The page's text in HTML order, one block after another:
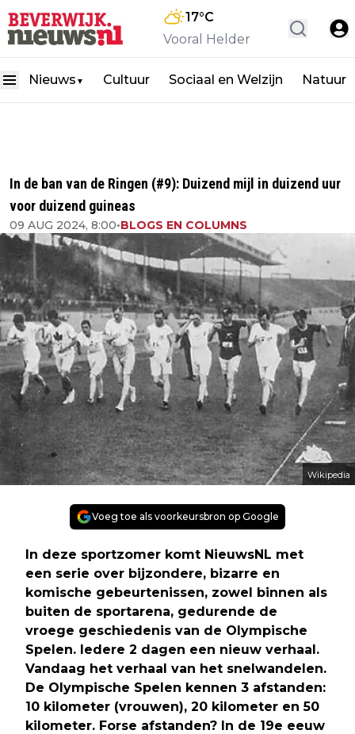
17°C
Vooral Helder
Nieuws ▼ Cultuur Sociaal en Welzijn Natuur
In de ban van de Ringen (#9): Duizend mijl in duizend uur
voor duizend guineas
09 AUG 2024, 8:00•BLOGS EN COLUMNS
Wikipedia
Voeg toe als voorkeursbron op Google
In deze sportzomer komt NieuwsNL met
een serie over bijzondere, bizarre en
komische gebeurtenissen, zowel binnen als
buiten de sportarena, gedurende de
vroege geschiedenis van de Olympische
Spelen. Iedere 2 dagen een nieuw verhaal.
Vandaag het verhaal van het snelwandelen.
De Olympische Spelen kennen 3 afstanden:
10 kilometer (vrouwen), 20 kilometer en 50
kilometer. Forse afstanden? In de 19e eeuw